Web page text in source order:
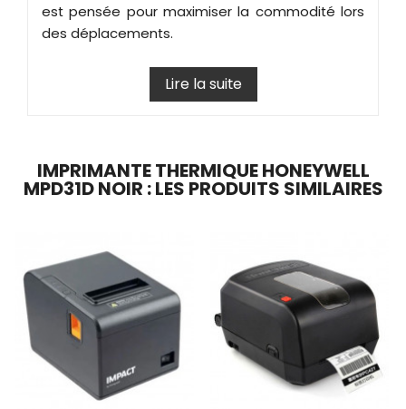
est pensée pour maximiser la commodité lors
des déplacements.
Lire la suite
IMPRIMANTE THERMIQUE HONEYWELL
MPD31D NOIR : LES PRODUITS SIMILAIRES